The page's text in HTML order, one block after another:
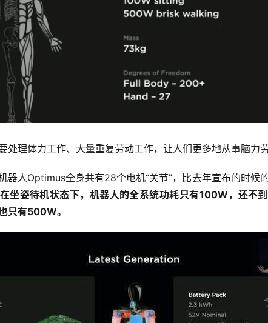
处理体力工作、大量重复劳动工作，让人们更多地从事脑力劳
器人Optimus全身共有28个电机“关节”，比去年宣布的时候
在坐姿待机状态下，机器人的全系统功耗只有100W，还不
只有500W。